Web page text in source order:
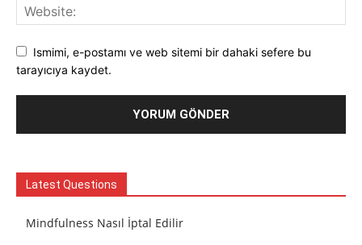
Ismimi, e-postamı ve web sitemi bir dahaki sefere bu
tarayıcıya kaydet.
Latest Questions
Mindfulness Nasıl İptal Edilir